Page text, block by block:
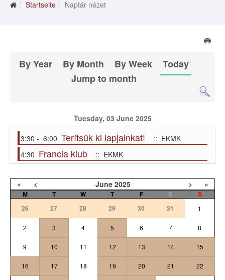
Startseite Naptár nézet
By Year By Month By Week
Today
Jump to month
Tuesday, 03 June 2025
3:30 - 6:00 Terítsük ki lapjainkat!
:: EKMK
4:30 Francia klub :: EKMK
« < June 2025 > »
M T W T F S
S
26
27 28 29 30 31 1
2 3 4 5 6 7 8
9 10 11 12 13 14 15
16 17 18 19 20 21 22